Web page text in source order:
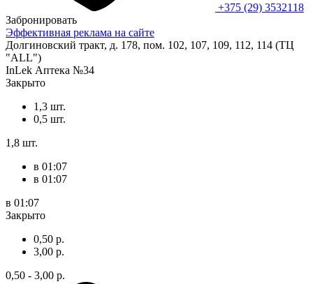
+375 (29) 3532118
Забронировать
Эффективная реклама на сайте
Долгиновский тракт, д. 178, пом. 102, 107, 109, 112, 114 (ТЦ
"ALL")
InLek Аптека №34
Закрыто
1,3 шт.
0,5 шт.
1,8 шт.
в 01:07
в 01:07
в 01:07
Закрыто
0,50 р.
3,00 р.
0,50 - 3,00 р.